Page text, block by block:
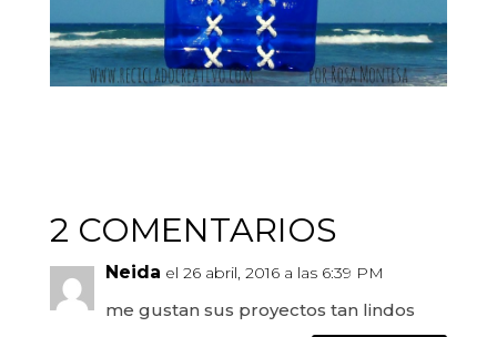
2 COMENTARIOS
Neida el 26 abril, 2016 a las 6:39 PM
me gustan sus proyectos tan lindos